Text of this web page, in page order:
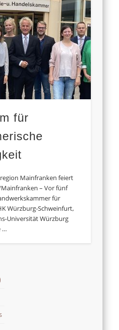
für
Mainfranken feiert
– Vor fünf
für
Würzburg-Schweinfurt,
Universität Würzburg
…